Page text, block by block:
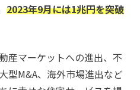
2023年9月には1兆円を突破
産マーケットへの進出、不
型M&A、海外市場進出など